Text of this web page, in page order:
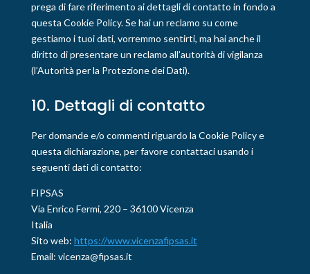
prega di fare riferimento ai dettagli di contatto in fondo a
questa Cookie Policy. Se hai un reclamo su come
gestiamo i tuoi dati, vorremmo sentirti, ma hai anche il
diritto di presentare un reclamo all’autorità di vigilanza
(l’Autorità per la Protezione dei Dati).
10. Dettagli di contatto
Per domande e/o commenti riguardo la Cookie Policy e
questa dichiarazione, per favore contattaci usando i
seguenti dati di contatto:
FIPSAS
Via Enrico Fermi, 220 – 36100 Vicenza
Italia
Sito web: https://www.vicenzafipsas.it
Email: vicenza@fipsas.it